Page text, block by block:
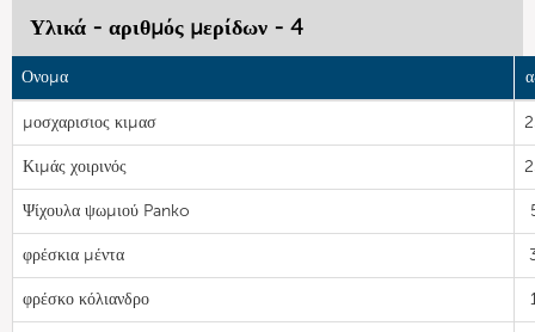
Υλικά - αριθμός μερίδων - 4
Ονομα
μοσχαρισιος κιμασ
Κιμάς χοιρινός
Ψίχουλα ψωμιού Panko
φρέσκια μέντα
φρέσκο κόλιανδρο